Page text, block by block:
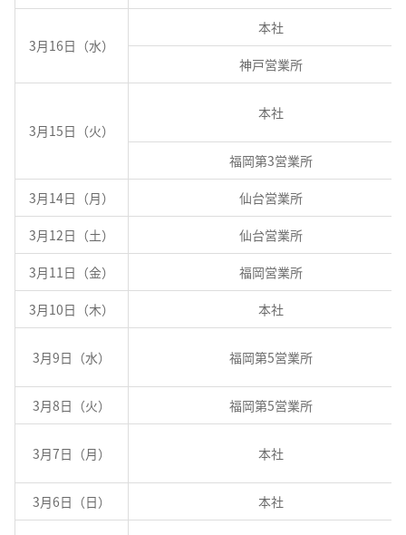
3月16日（水）
本社
神戸営業所
3月15日（火）
本社
福岡第3営業所
3月14日（月） 仙台営業所
3月12日（土） 仙台営業所
3月11日（金） 福岡営業所
3月10日（木） 本社
3月9日（水） 福岡第5営業所
3月8日（火） 福岡第5営業所
3月7日（月） 本社
3月6日（日） 本社